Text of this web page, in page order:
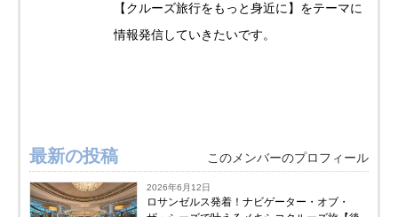
【クルーズ旅行をもっと身近に】をテーマに
情報発信していきたいです。
最新の投稿 このメンバーのプロフィール
2026年6月12日
ロサンゼルス発着！ナビゲーター・オブ・